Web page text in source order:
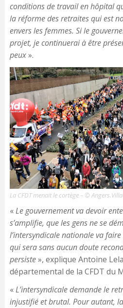
conditions de travail en hôpital
la réforme des retraites qui est
envers les femmes. Si le
projet, je continuerai à être
peux».
La CFDT menait le cortège – ©
«Le gouvernement va devoir
s’amplifie, que les gens ne se
l’intersyndicale nationale va
qui sera sans aucun doute
persiste», explique Antoine
départemental de la CFDT du
«L’intersyndicale demande le
injustifié et brutal. Pour autant,